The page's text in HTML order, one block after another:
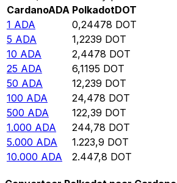
CardanoADA PolkadotDOT
1 ADA 0,24478 DOT
5 ADA 1,2239 DOT
10 ADA 2,4478 DOT
25 ADA 6,1195 DOT
50 ADA 12,239 DOT
100 ADA 24,478 DOT
500 ADA 122,39 DOT
1.000 ADA 244,78 DOT
5.000 ADA 1.223,9 DOT
10.000 ADA 2.447,8 DOT